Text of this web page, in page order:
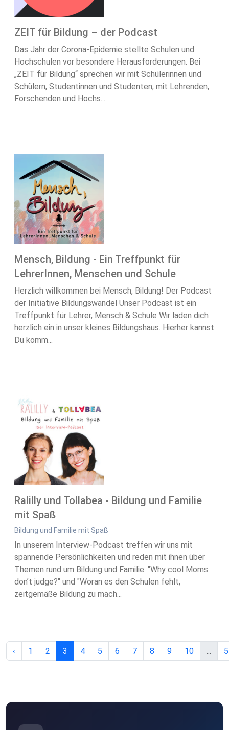
ZEIT für Bildung – der Podcast
Das Jahr der Corona-Epidemie stellte Schulen und
Hochschulen vor besondere Herausforderungen. Bei
„ZEIT für Bildung“ sprechen wir mit Schülerinnen und
Schülern, Studentinnen und Studenten, mit Lehrenden,
Forschenden und Hochs...
Mensch, Bildung - Ein Treffpunkt für
LehrerInnen, Menschen und Schule
Herzlich willkommen bei Mensch, Bildung! Der Podcast
der Initiative Bildungswandel Unser Podcast ist ein
Treffpunkt für Lehrer, Mensch & Schule Wir laden dich
herzlich ein in unser kleines Bildungshaus. Hierher kannst
Du komm...
Ralilly und Tollabea - Bildung und Familie
mit Spaß
Bildung und Familie mit Spaß
In unserem Interview-Podcast treffen wir uns mit
spannende Persönlichkeiten und reden mit ihnen über
Themen rund um Bildung und Familie. "Why cool Moms
don’t judge?" und "Woran es den Schulen fehlt,
zeitgemäße Bildung zu mach...
‹ 1 2 3 4 5 6 7 8 9 10 ...